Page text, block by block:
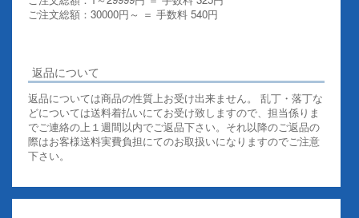
ご注文総額：30000円～ ＝ 手数料 540円
返品について
返品については商品の性質上お受け出来ません。 乱丁・落丁な
どについては送料着払いにてお受け致しますので、担当係りま
でご連絡の上１週間以内でご返品下さい。それ以降のご返品の
際はお客様送料実費負担にてのお取扱いになりますのでご注意
下さい。